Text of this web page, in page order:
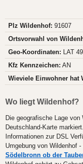
Plz Wildenhof: 91607
Ortsvorwahl von
Geo-Koordinaten: LAT
Kfz Kennzeichen: AN
Wieviele Einwohner hat
Wo liegt Wildenhof?
Die geografische Lage
Deutschland-Karte
Informationen zur DSL
Umgebung von Wildenhof -
Södelbronn ob der